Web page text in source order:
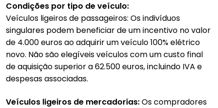
Condições por tipo de veículo:
Veículos ligeiros de passageiros: Os indivíduos
singulares podem beneficiar de um incentivo no valor
de 4.000 euros ao adquirir um veículo 100% elétrico
novo. Não são elegíveis veículos com um custo final
de aquisição superior a 62.500 euros, incluindo IVA e
despesas associadas.
Veículos ligeiros de mercadorias:Os compradores